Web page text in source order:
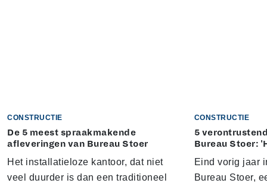
CONSTRUCTIE
De 5 meest spraakmakende
afleveringen van Bureau Stoer
Het installatieloze kantoor, dat niet
veel duurder is dan een traditioneel
CONSTRUCTIE
5
Bureau Stoer:
Eind vorig jaar
Bureau Stoer,